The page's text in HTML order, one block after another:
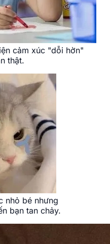
cảm xúc "dỗi hờn"
thật.
nhỏ bé nhưng
bạn tan chảy.